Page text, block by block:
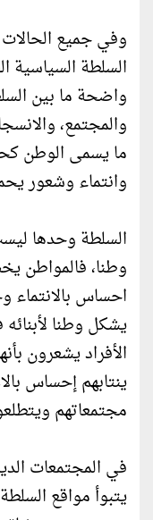
وفي جميع
السلطة السياسية
واضحة ما بين
والمجتمع،
ما يسمى الوطن
وانتماء وشعور
السلطة وحدها
وطنا، فالمواطن
احساس بالانتماء
يشكل وطنا
الأفراد يشعرون
ينتابهم إحساس
مجتمعاتهم
في المجتمعات
يتبوأ مواقع